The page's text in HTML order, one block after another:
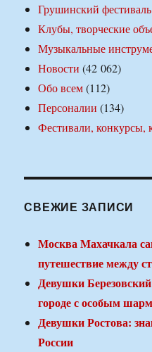
Грушинский фестиваль
Клубы, творческие
Музыкальные
Новости (42 062)
Обо всем(112)
Персоналии (134)
Фестивали, конкурсы,
СВЕЖИЕ ЗАПИСИ
Москва Махачкала
путешествие между
Девушки
городе с особым
Девушки Ростова:
России